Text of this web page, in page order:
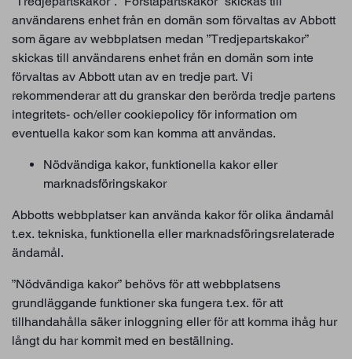
användarens enhet från en domän som förvaltas av Abbott
som ägare av webbplatsen medan ”Tredjepartskakor”
skickas till användarens enhet från en domän som inte
förvaltas av Abbott utan av en tredje part. Vi
rekommenderar att du granskar den berörda tredje partens
integritets- och/eller cookiepolicy för information om
eventuella kakor som kan komma att användas.
Nödvändiga kakor, funktionella kakor eller
marknadsföringskakor
Abbotts webbplatser kan använda kakor för olika ändamål
t.ex. tekniska, funktionella eller marknadsföringsrelaterade
ändamål.
”Nödvändiga kakor” behövs för att webbplatsens
grundläggande funktioner ska fungera t.ex. för att
tillhandahålla säker inloggning eller för att komma ihåg hur
långt du har kommit med en beställning.